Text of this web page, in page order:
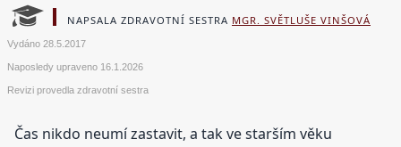
NAPSALA ZDRAVOTNÍ SESTRA MGR. SVĚTLUŠE VINŠOVÁ
Vydáno 28.5.2017
Naposledy upraveno 16.1.2026
Revizi provedla zdravotní sestra
Čas nikdo neumí zastavit, a tak ve starším věku